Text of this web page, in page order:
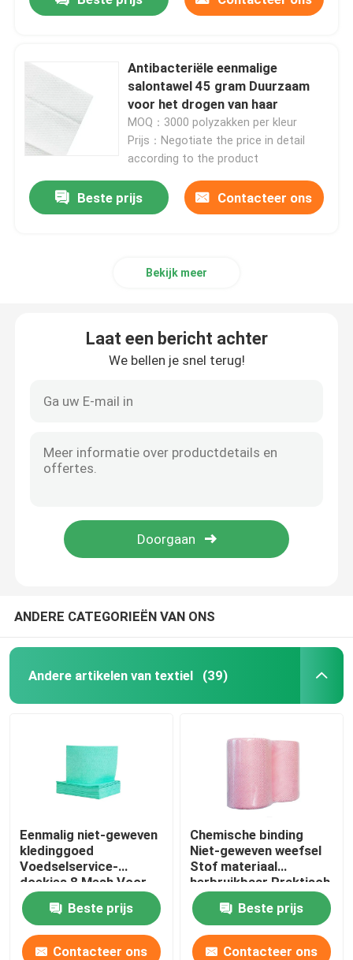
Huishoudelijke schoonmaaklakken
Spunlace het Schoonmaken veegt af
Zware industriële doekjes
Keukendoeken voor eenmalig gebruik
Gewasbeschermingszak
Antibacteriële eenmalige
salontawel 45 gram Duurzaam
voor het drogen van haar
MOQ：3000 polyzakken per kleur
Prijs：Negotiate the price in detail
according to the product
Beste prijs Contacteer ons
Bekijk meer
Laat een bericht achter
We bellen je snel terug!
ANDERE CATEGORIEËN VAN ONS
Andere artikelen van textiel (39)
Eenmalig niet-geweven
kledinggoed
Voedselservice-
doekjes 8 Mesh Voor
schotel
Beste prijs
Contacteer ons
Chemische binding
Niet-geweven weefsel
Stof materiaal
herbruikbaar Praktisch
Beste prijs
Contacteer ons